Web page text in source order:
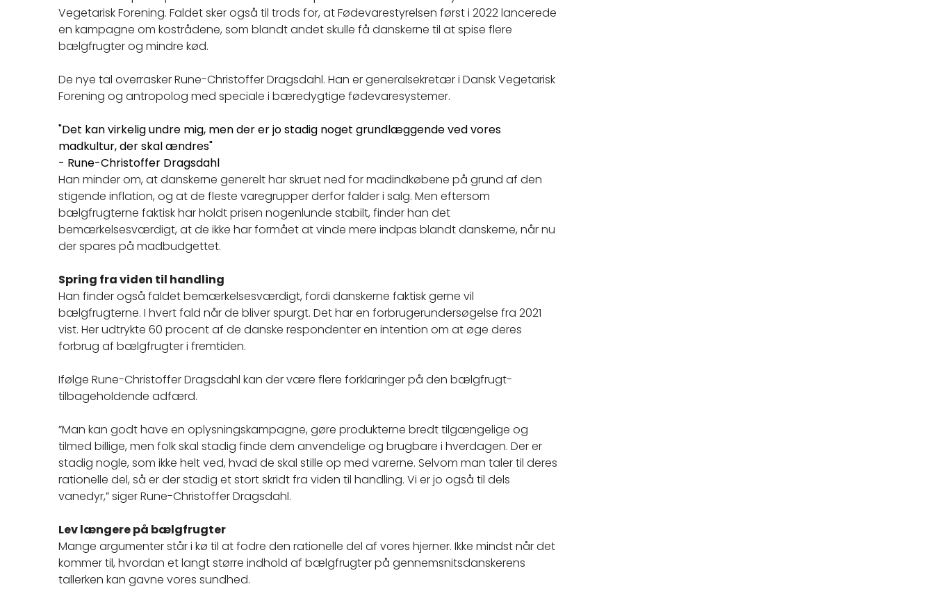
Vegetarisk Forening. Faldet sker også til trods for, at Fødevarestyrelsen først i 2022 lancerede
en kampagne om kostrådene, som blandt andet skulle få danskerne til at spise flere
bælgfrugter og mindre kød.
De nye tal overrasker Rune-Christoffer Dragsdahl. Han er generalsekretær i Dansk Vegetarisk
Forening og antropolog med speciale i bæredygtige fødevaresystemer.
"Det kan virkelig undre mig, men der er jo stadig noget grundlæggende ved vores
madkultur, der skal ændres"
- Rune-Christoffer Dragsdahl
Han minder om, at danskerne generelt har skruet ned for madindkøbene på grund af den
stigende inflation, og at de fleste varegrupper derfor falder i salg. Men eftersom
bælgfrugterne faktisk har holdt prisen nogenlunde stabilt, finder han det
bemærkelsesværdigt, at de ikke har formået at vinde mere indpas blandt danskerne, når nu
der spares på madbudgettet.
Spring fra viden til handling
Han finder også faldet bemærkelsesværdigt, fordi danskerne faktisk gerne vil
bælgfrugterne. I hvert fald når de bliver spurgt. Det har en forbrugerundersøgelse fra 2021
vist. Her udtrykte 60 procent af de danske respondenter en intention om at øge deres
forbrug af bælgfrugter i fremtiden.
Ifølge Rune-Christoffer Dragsdahl kan der være flere forklaringer på den bælgfrugt-
tilbageholdende adfærd.
”Man kan godt have en oplysningskampagne, gøre produkterne bredt tilgængelige og
tilmed billige, men folk skal stadig finde dem anvendelige og brugbare i hverdagen. Der er
stadig nogle, som ikke helt ved, hvad de skal stille op med varerne. Selvom man taler til deres
rationelle del, så er der stadig et stort skridt fra viden til handling. Vi er jo også til dels
vanedyr,” siger Rune-Christoffer Dragsdahl.
Lev længere på bælgfrugter
Mange argumenter står i kø til at fodre den rationelle del af vores hjerner. Ikke mindst når det
kommer til, hvordan et langt større indhold af bælgfrugter på gennemsnitsdanskerens
tallerken kan gavne vores sundhed.